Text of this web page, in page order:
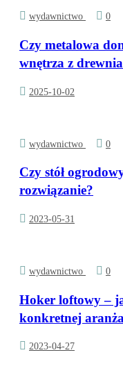
wydawnictwo 0
Czy metalowa
wnętrza z
2025-10-02
wydawnictwo 0
Czy stół
rozwiązanie?
2023-05-31
wydawnictwo 0
Hoker loftowy –
konkretnej
2023-04-27